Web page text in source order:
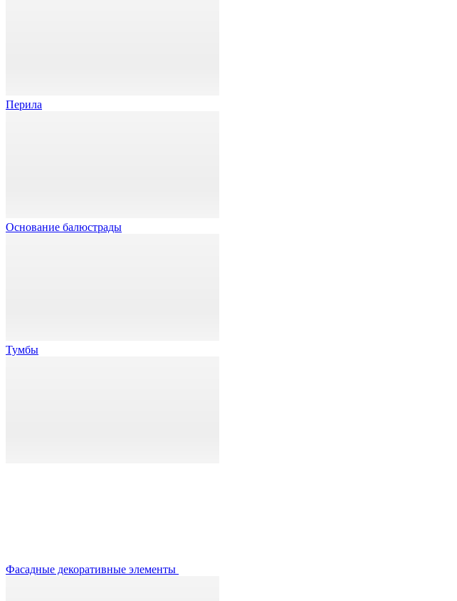
Перила
Основание балюстрады
Тумбы
Фасадные декоративные элементы